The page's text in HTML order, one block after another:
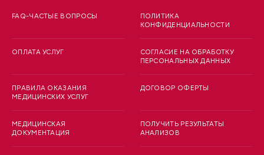
FAQ-ЧАСТЫЕ ВОПРОСЫ
ОПЛАТА УСЛУГ
ПРАВИЛА ОКАЗАНИЯ
МЕДИЦИНСКИХ УСЛУГ
МЕДИЦИНСКАЯ
ДОКУМЕНТАЦИЯ
ПОЛИТИКА
КОНФИДЕНЦИАЛЬНОСТИ
СОГЛАСИЕ НА ОБРАБОТКУ
ПЕРСОНАЛЬНЫХ ДАННЫХ
ДОГОВОР ОФЕРТЫ
ПОЛУЧИТЬ РЕЗУЛЬТАТЫ
АНАЛИЗОВ